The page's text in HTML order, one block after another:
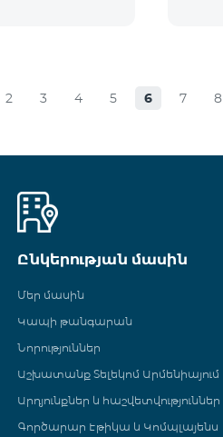
2 3 4 5 6 7 8
Ընկերության մասին
Մեր մասին
Կապի թանգարան
Նորություններ
Աշխատանք Տելեկոմ Արմենիայում
Արդյունքներ և հաշվետվություններ
Գործարար Էթիկա և Կոմպլայենս